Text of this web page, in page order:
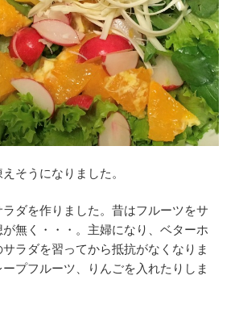
そうになりました。
ダを作りました。昔はフルーツをサ
無く・・・。主婦になり、ベターホ
ラダを習ってから抵抗がなくなりま
プフルーツ、りんごを入れたりしま